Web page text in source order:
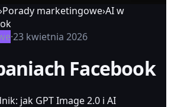
›Porady marketingowe›AI w
·23 kwietnia 2026
Facebook
jak GPT Image 2.0 i AI